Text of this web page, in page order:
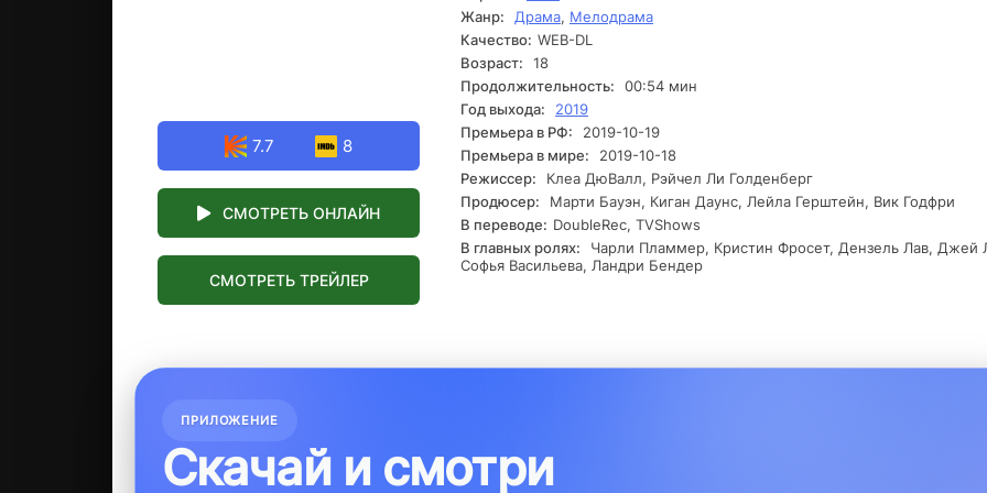
7.7 8
СМОТРЕТЬ ОНЛАЙН
СМОТРЕТЬ ТРЕЙЛЕР
ходе поисков ответов на сложные вопросы Майлз сталкивается с
препятствиями и открывает тайные сокровенные аспекты о своих
и самой Аляске. Он осознает важность моментов, формирующих
их влияние на будущее. Конъюнктура накаляется, и иногда Майлз
оказывается на распутье, и ему предстоит выбрать, что изменит его
навсегда.
Жанр:
Драма, Мелодрама
Качество: WEB-DL
Возраст:
18
Продолжительность:
00:54 мин
Год выхода:
2019
Премьера в РФ:
2019-10-19
Премьера в мире:
2019-10-18
Режиссер:
Клеа ДюВалл, Рэйчел Ли Голденберг
Продюсер:
Марти Бауэн, Киган Даунс, Лейла Герштейн, Вик Годфри
В переводе: DoubleRec, TVShows
В главных ролях:
Чарли Пламмер, Кристин Фросет, Дензель Лав, Джей
Софья Васильева, Ландри Бендер
ПРИЛОЖЕНИЕ
Скачай и смотри